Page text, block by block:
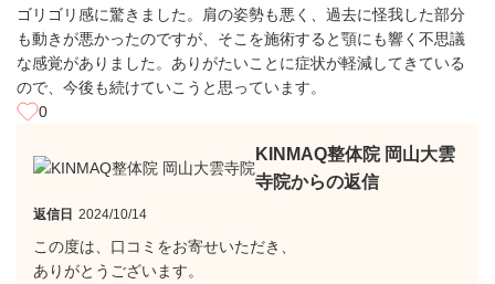
ゴリゴリ感に驚きました。肩の姿勢も悪く、過去に怪我した部分
も動きが悪かったのですが、そこを施術すると顎にも響く不思議
な感覚がありました。ありがたいことに症状が軽減してきている
ので、今後も続けていこうと思っています。
0
KINMAQ整体院 岡山大雲
寺院からの返信
返信日 2024/10/14
この度は、口コミをお寄せいただき、
ありがとうございます。